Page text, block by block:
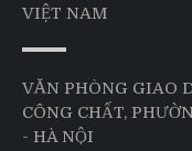
VIỆT NAM
VĂN PHÒNG GIAO
CÔNG CHẤT,
- HÀ NỘI